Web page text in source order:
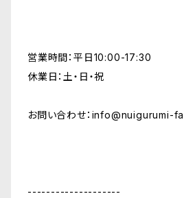
営業時間：平日10:00-17:30
休業日：土・日・祝
お問い合わせ： info@nuigurumi-
--------------------